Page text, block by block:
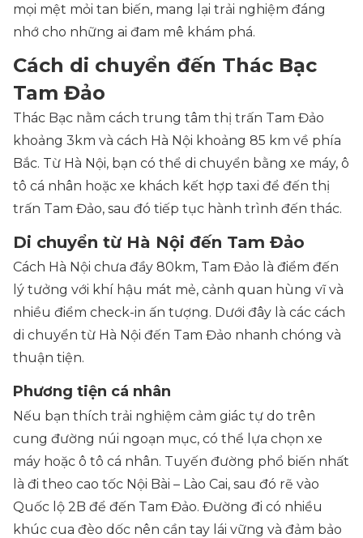
mọi mệt mỏi tan biến, mang lại trải nghiệm đáng
nhớ cho những ai đam mê khám phá.
Cách di chuyển đến Thác Bạc
Tam Đảo
Thác Bạc nằm cách trung tâm thị trấn Tam Đảo
khoảng 3km và cách Hà Nội khoảng 85 km về phía
Bắc. Từ Hà Nội, bạn có thể di chuyển bằng xe máy, ô
tô cá nhân hoặc xe khách kết hợp taxi để đến thị
trấn Tam Đảo, sau đó tiếp tục hành trình đến thác.
Di chuyển từ Hà Nội đến Tam Đảo
Cách Hà Nội chưa đầy 80km, Tam Đảo là điểm đến
lý tưởng với khí hậu mát mẻ, cảnh quan hùng vĩ và
nhiều điểm check-in ấn tượng. Dưới đây là các cách
di chuyển từ Hà Nội đến Tam Đảo nhanh chóng và
thuận tiện.
Phương tiện cá nhân
Nếu bạn thích trải nghiệm cảm giác tự do trên
cung đường núi ngoạn mục, có thể lựa chọn xe
máy hoặc ô tô cá nhân. Tuyến đường phổ biến nhất
là đi theo cao tốc Nội Bài – Lào Cai, sau đó rẽ vào
Quốc lộ 2B để đến Tam Đảo. Đường đi có nhiều
khúc cua đèo dốc nên cần tay lái vững và đảm bảo